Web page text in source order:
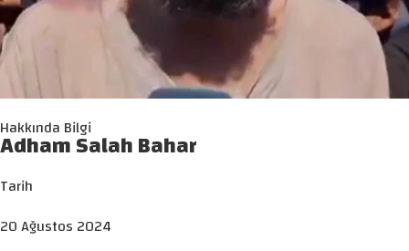
Hakkında Bilgi
Adham Salah Bahar
Tarih
20 Ağustos 2024